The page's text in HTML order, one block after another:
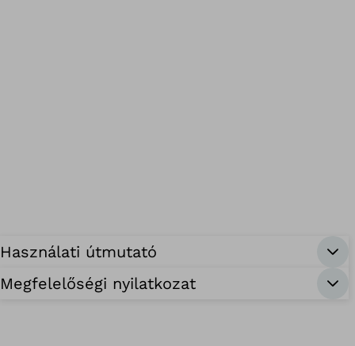
Használati útmutató
Megfelelőségi nyilatkozat